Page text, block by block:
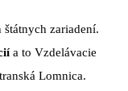
zariadení.
a to Vzdelávacie
Lomnica.